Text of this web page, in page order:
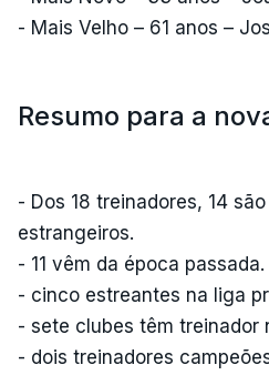
- Mais Velho – 61 anos –
Resumo para a
- Dos 18 treinadores, 14
estrangeiros.
- 11 vêm da época passada.
- cinco estreantes na liga
- sete clubes têm treinador
- dois treinadores